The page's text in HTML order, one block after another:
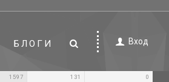
БЛОГИ Вход
1597 131 0